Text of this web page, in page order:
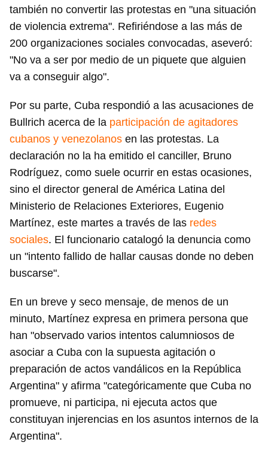
Guardar como favorito
también no convertir las protestas en "una situación
de violencia extrema". Refiriéndose a las más de
200 organizaciones sociales convocadas, aseveró:
"No va a ser por medio de un piquete que alguien
va a conseguir algo".
Por su parte, Cuba respondió a las acusaciones de
Bullrich acerca de la participación de agitadores
cubanos y venezolanos en las protestas. La
declaración no la ha emitido el canciller, Bruno
Rodríguez, como suele ocurrir en estas ocasiones,
sino el director general de América Latina del
Ministerio de Relaciones Exteriores, Eugenio
Martínez, este martes a través de las redes
sociales. El funcionario catalogó la denuncia como
un "intento fallido de hallar causas donde no deben
buscarse".
En un breve y seco mensaje, de menos de un
minuto, Martínez expresa en primera persona que
han "observado varios intentos calumniosos de
asociar a Cuba con la supuesta agitación o
preparación de actos vandálicos en la República
Argentina" y afirma "categóricamente que Cuba no
promueve, ni participa, ni ejecuta actos que
constituyan injerencias en los asuntos internos de la
Argentina".